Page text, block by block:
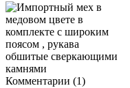
Комментарии (1)